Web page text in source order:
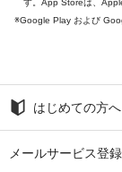
Google Play および
はじめての方へ
メールサービス登